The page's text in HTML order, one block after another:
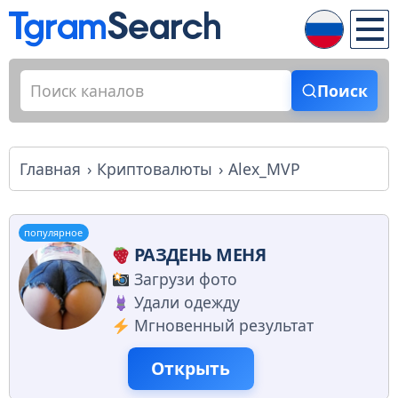
Поиск
Главная Криптовалюты Alex_MVP
популярное
РАЗДЕНЬ МЕНЯ
Загрузи фото
Удали одежду
Мгновенный результат
Открыть